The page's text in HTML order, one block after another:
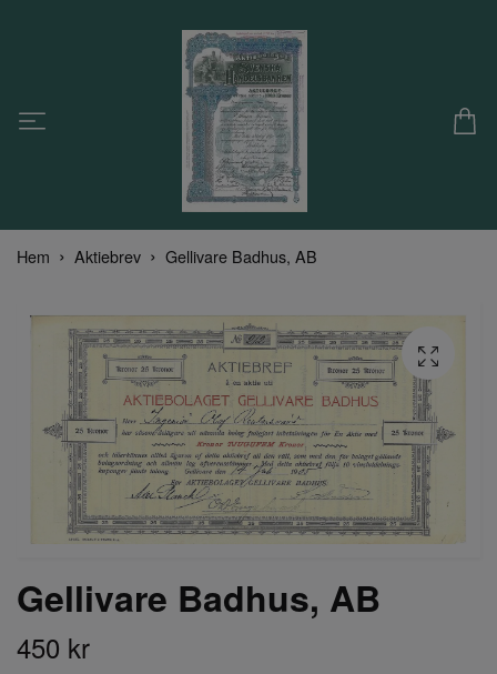
Hem Aktiebrev Gellivare Badhus, AB
Gellivare Badhus, AB
450 kr